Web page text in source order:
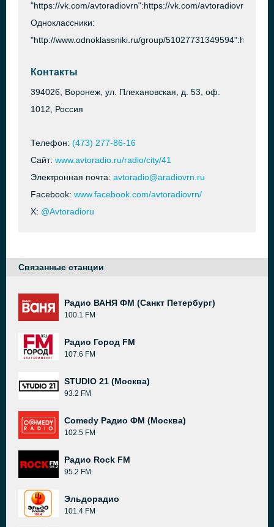
"https://vk.com/avtoradiovrn":https://vk.com/avtoradiovrn
Одноклассники:
"http://www.odnoklassniki.ru/group/51027731349594":http://
Контакты
394026, Воронеж, ул. Плехановская, д. 53, оф.
1012, Россия
Телефон: (473) 277-86-16
Сайт: www.avtoradio.ru/radio/city/41
Электронная почта: avtoradio@aradiovrn.ru
Facebook: www.facebook.com/avtoradiovrn/
X: @Avtoradioru
Связанные станции
Радио ВАНЯ ФМ (Санкт Петербург)
100.1 FM
Радио Город FM
107.6 FM
STUDIO 21 (Москва)
93.2 FM
Comedy Радио ФМ (Москва)
102.5 FM
Радио Rock FM
95.2 FM
Эльдорадио
101.4 FM